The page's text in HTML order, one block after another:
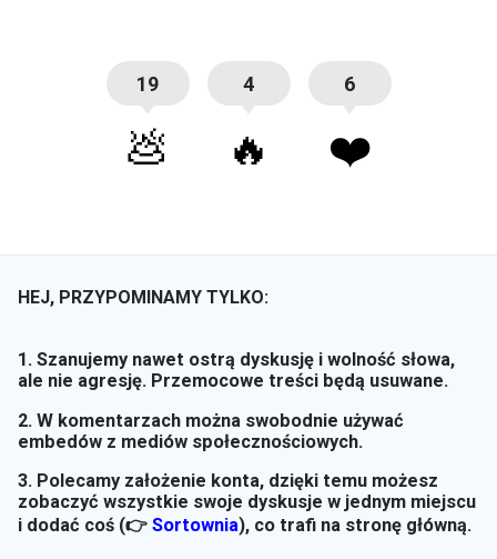
19
💩
4
🔥
6
❤️
HEJ, PRZYPOMINAMY TYLKO:
1. Szanujemy nawet ostrą dyskusję i wolność słowa,
ale nie agresję. Przemocowe treści będą usuwane.
2. W komentarzach można swobodnie używać
embedów z mediów społecznościowych.
3. Polecamy założenie konta, dzięki temu możesz
zobaczyć wszystkie swoje dyskusje w jednym miejscu
i dodać coś (👉 Sortownia), co trafi na stronę główną.